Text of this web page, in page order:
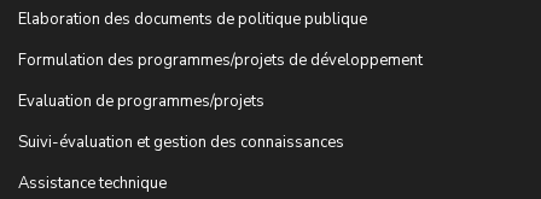
Elaboration des documents de politique publique
Formulation des programmes/projets de développement
Evaluation de programmes/projets
Suivi-évaluation et gestion des connaissances
Assistance technique